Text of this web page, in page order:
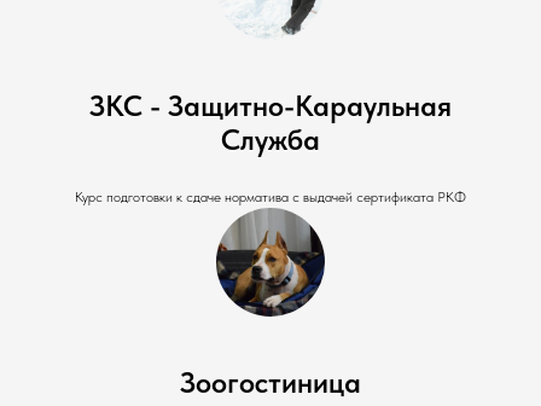
ЗКС - Защитно-Караульная
Служба
Курс подготовки к сдаче норматива с выдачей сертификата РКФ
Зоогостиница